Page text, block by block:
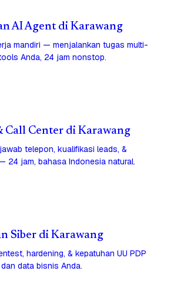
AI Agent di Karawang
mandiri — menjalankan tugas multi-
Anda, 24 jam nonstop.
Call Center di Karawang
telepon, kualifikasi leads, &
24 jam, bahasa Indonesia natural.
Siber di Karawang
hardening, & kepatuhan UU PDP
data bisnis Anda.